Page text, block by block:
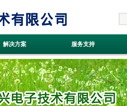
解决方案 服务支持